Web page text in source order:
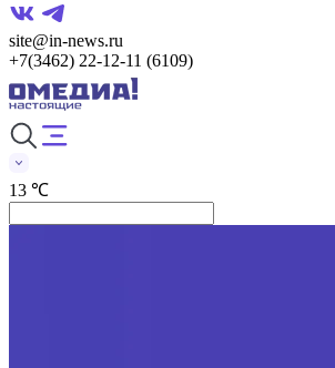
site@in-news.ru
+7(3462) 22-12-11 (6109)
13 ℃